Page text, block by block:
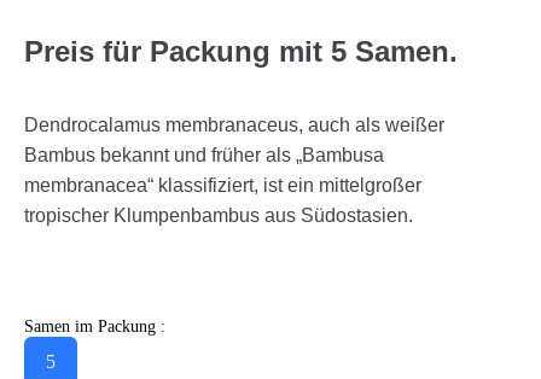
Preis für Packung mit 5 Samen.
Dendrocalamus membranaceus, auch als weißer
Bambus bekannt und früher als „Bambusa
membranacea“ klassifiziert, ist ein mittelgroßer
tropischer Klumpenbambus aus Südostasien.
Samen im Packung :
5